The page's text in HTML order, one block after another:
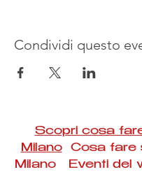
Condividi questo
Scopri cosa
MilanoCosa fare
Milano Eventi del